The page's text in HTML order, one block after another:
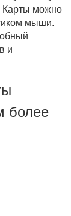
Карты можно
мыши.
и
более